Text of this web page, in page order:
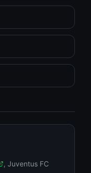
, Juventus FC